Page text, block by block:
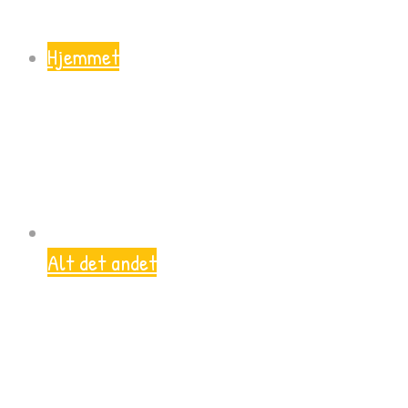
Hjemmet
Alt det andet